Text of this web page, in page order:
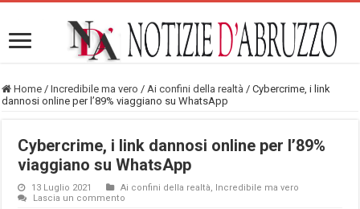
Home / Incredibile ma vero / Ai confini della realtà / Cybercrime, i link
dannosi online per l’89% viaggiano su WhatsApp
Cybercrime, i link dannosi online per l’89%
viaggiano su WhatsApp
13 Luglio 2021 Ai confini della realtà, Incredibile ma vero
Lascia un commento